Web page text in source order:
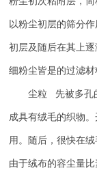
以粉尘初层的筛分
初层及随后在其上
细粉尘皆是的过滤材
尘粒 先被多孔
成具有绒毛的织物
用。随后，很快在
由于绒布的容尘量